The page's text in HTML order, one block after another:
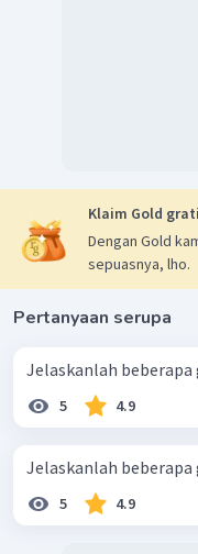
Klaim Gold
Dengan Gold
sepuasnya, lho.
Pertanyaan serupa
Jelaskanlah
5 4.9
Jelaskanlah
5 4.9